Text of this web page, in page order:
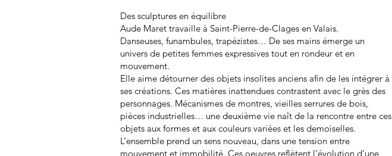
Des sculptures en équilibre
Aude Maret travaille à Saint-Pierre-de-Clages en Valais.
Danseuses, funambules, trapézistes… De ses mains émerge un
univers de petites femmes expressives tout en rondeur et en
mouvement.
Elle aime détourner des objets insolites anciens afin de les intégrer à
ses créations. Ces matières inattendues contrastent avec le grès des
personnages. Mécanismes de montres, vieilles serrures de bois,
pièces industrielles… une deuxième vie naît de la rencontre entre ces
objets aux formes et aux couleurs variées et les demoiselles.
L’ensemble prend un sens nouveau, dans une tension entre
mouvement et immobilité. Ces oeuvres reflètent l’évolution d’une